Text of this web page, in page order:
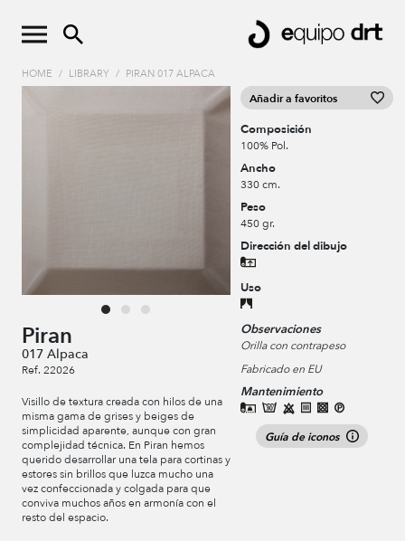
HOME / LIBRARY / PIRAN 017 ALPACA
Piran
017 Alpaca
Ref. 22026
Visillo de textura creada con hilos de una
misma gama de grises y beiges de
simplicidad aparente, aunque con gran
complejidad técnica. En Piran hemos
querido desarrollar una tela para cortinas y
estores sin brillos que luzca mucho una
vez confeccionada y colgada para que
conviva muchos años en armonía con el
resto del espacio.
Añadir a favoritos
Composición
100% Pol.
Ancho
330 cm.
Peso
450 gr.
Dirección del dibujo
Uso
Observaciones
Orilla con contrapeso
Fabricado en EU
Mantenimiento
Guía de iconos